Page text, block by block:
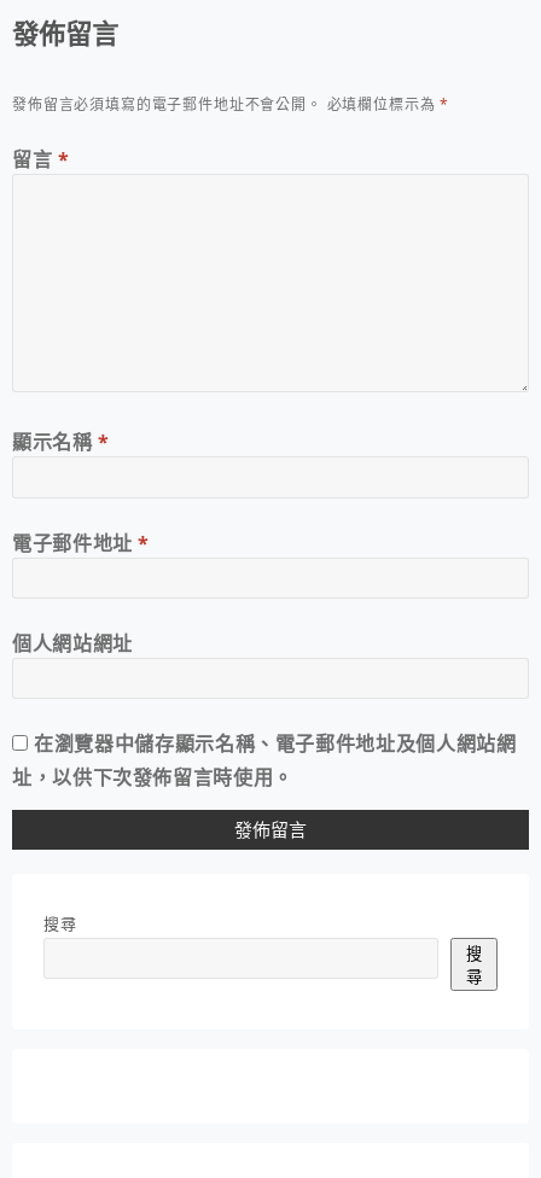
發佈留言
發佈留言必須填寫的電子郵件地址不會公開。 必填欄位標示為*
留言 *
顯示名稱*
電子郵件地址*
個人網站網址
在瀏覽器中儲存顯示名稱、電子郵件地址及個人網站網
址，以供下次發佈留言時使用。
搜尋
搜
尋